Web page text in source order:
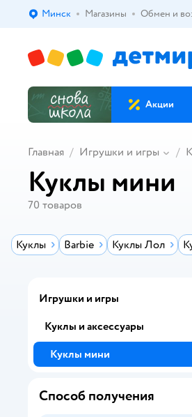
Выбор адреса доставки.
Минск Магазины Обмен и
Акции
Главная Игрушки и игры
Куклы мини
70 товаров
Куклы Barbie Куклы Лол
Игрушки и игры
Куклы и аксессуары
Куклы мини
Способ получения